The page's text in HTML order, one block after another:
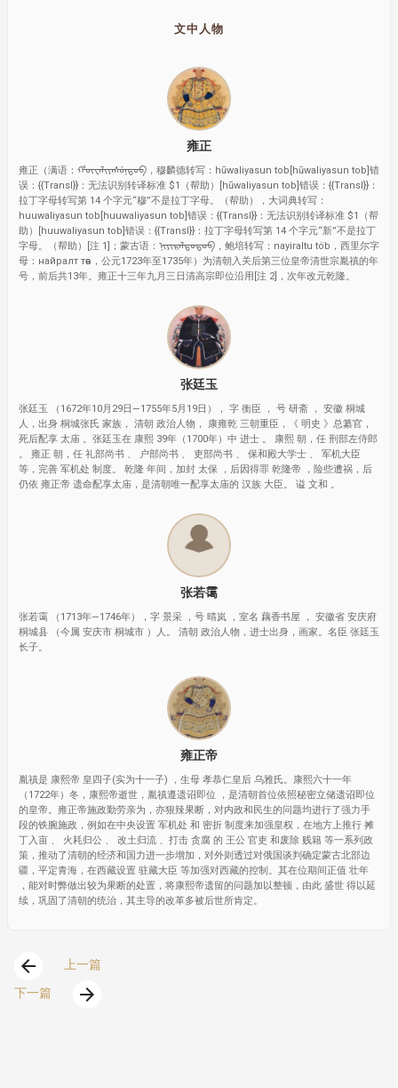
文中人物
雍正
雍正（满语：ᡥᡡᠸᠠᠯᡳᠶᠠᠰᡠᠨᡨ᠋ᠣᠪ，穆麟德转写：hūwaliyasun tob[hūwaliyasun tob]错
误：{{Transl}}：无法识别转译标准 $1（帮助）[hūwaliyasun tob]错误：{{Transl}}：
拉丁字母转写第 14 个字元“穆”不是拉丁字母。（帮助），大词典转写：
huuwaliyasun tob[huuwaliyasun tob]错误：{{Transl}}：无法识别转译标准 $1（帮
助）[huuwaliyasun tob]错误：{{Transl}}：拉丁字母转写第 14 个字元“新”不是拉丁
字母。（帮助）[注 1]；蒙古语：ᠨᠢᠶᠢᠷᠠᠯᠲᠤᠲᠥᠪ，鲍培转写：nayiraltu töb，西里尔字
母：найралт төв，公元1723年至1735年）为清朝入关后第三位皇帝清世宗胤禛的年
号，前后共13年。雍正十三年九月三日清高宗即位沿用[注 2]，次年改元乾隆。
张廷玉
张廷玉 （1672年10月29日—1755年5月19日）， 字 衡臣 ， 号 研斋 ， 安徽 桐城
人，出身 桐城张氏 家族， 清朝 政治人物， 康雍乾 三朝重臣，《 明史 》总纂官，
死后配享 太庙 。张廷玉在 康熙 39年（1700年）中 进士 。 康熙 朝，任 刑部左侍郎
。 雍正 朝，任 礼部尚书 、 户部尚书 、 吏部尚书 、 保和殿大学士 、 军机大臣
等，完善 军机处 制度。 乾隆 年间，加封 太保 ，后因得罪 乾隆帝 ，险些遭祸，后
仍依 雍正帝 遗命配享太庙，是清朝唯一配享太庙的 汉族 大臣。 谥 文和 。
张若霭
张若霭 （1713年—1746年），字 景采 ，号 晴岚 ，室名 藕香书屋 ， 安徽省 安庆府
桐城县 （今属 安庆市 桐城市 ）人。 清朝 政治人物，进士出身，画家。名臣 张廷玉
长子。
雍正帝
胤禛是 康熙帝 皇四子(实为十一子) ，生母 孝恭仁皇后 乌雅氏。康熙六十一年
（1722年）冬，康熙帝逝世，胤禛遵遗诏即位 ，是清朝首位依照秘密立储遗诏即位
的皇帝。雍正帝施政勤劳亲为，亦狠辣果断，对内政和民生的问题均进行了强力手
段的铁腕施政，例如在中央设置 军机处 和 密折 制度来加强皇权，在地方上推行 摊
丁入亩 、 火耗归公 、 改土归流 、打击 贪腐 的 王公 官吏 和废除 贱籍 等一系列政
策，推动了清朝的经济和国力进一步增加，对外则透过对俄国谈判确定蒙古北部边
疆，平定青海，在西藏设置 驻藏大臣 等加强对西藏的控制。其在位期间正值 壮年
，能对时弊做出较为果断的处置，将康熙帝遗留的问题加以整顿，由此 盛世 得以延
续，巩固了清朝的统治，其主导的改革多被后世所肯定。
arrow_back
上一篇
下一篇
arrow_forward